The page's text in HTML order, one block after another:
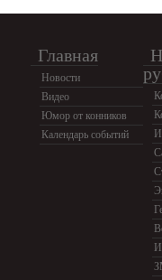
Главная
Новости
Видео
Юмор от конников
Календарь событий